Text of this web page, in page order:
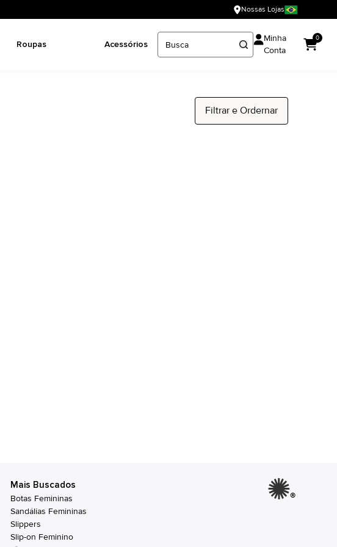
Nossas Lojas
Roupas Acessórios
Minha
Conta
0
Filtrar e Ordernar
®
Mais Buscados
Botas Femininas
Sandálias Femininas
Slippers
Slip-on Feminino